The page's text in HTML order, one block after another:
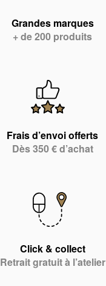
Grandes marques
+ de 200 produits
Frais d’envoi offerts
Dès 350 € d’achat
Click & collect
Retrait gratuit à l’atelier